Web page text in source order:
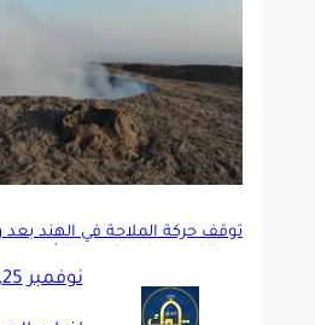
توقف حركة الملاحة في الهند
نوفمبر 25, 2025